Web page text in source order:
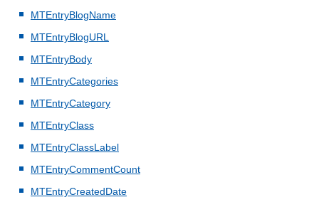
MTEntryBlogName
MTEntryBlogURL
MTEntryBody
MTEntryCategories
MTEntryCategory
MTEntryClass
MTEntryClassLabel
MTEntryCommentCount
MTEntryCreatedDate